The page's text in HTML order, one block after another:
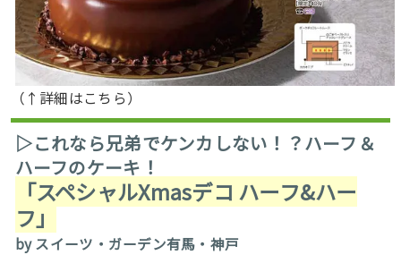
（↑詳細はこちら）
▷これなら兄弟でケンカしない！？ハーフ＆
ハーフのケーキ！
「スペシャルXmasデコ ハーフ&ハー
フ」
by スイーツ・ガーデン有馬・神戸